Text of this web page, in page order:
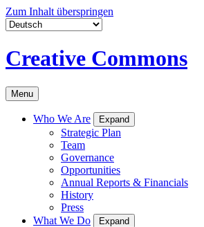
Zum Inhalt überspringen
Creative Commons
Menu
Who We Are Expand
Strategic Plan
Team
Governance
Opportunities
Annual Reports & Financials
History
Press
What We Do
Expand